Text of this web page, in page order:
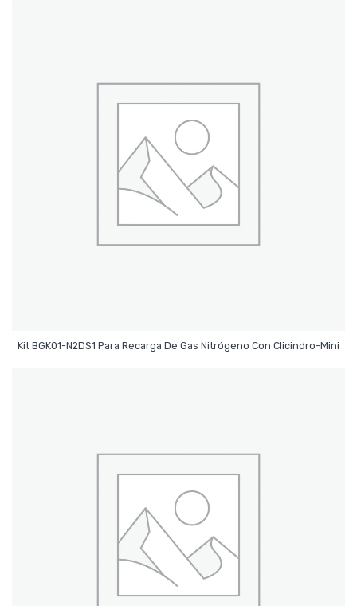
Kit BGK01-N2DS1 Para Recarga De Gas Nitrógeno Con Clicindro-Mini